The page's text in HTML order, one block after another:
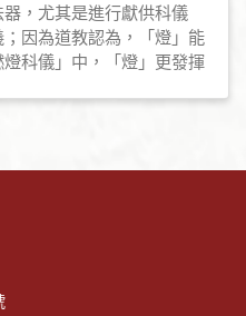
器，尤其是進行獻供科儀
因為道教認為，「燈」能
科儀」中，「燈」更發揮